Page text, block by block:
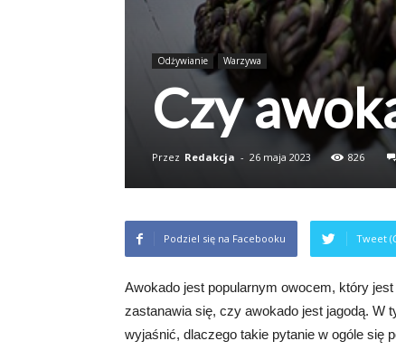
Odżywianie Warzywa
Czy
Przez Redakcja - 26 maja 2023 826
Podziel się na Facebooku Tweet
Awokado jest popularnym owocem, który
zastanawia się, czy awokado jest jagodą. W
wyjaśnić, dlaczego takie pytanie w ogóle się